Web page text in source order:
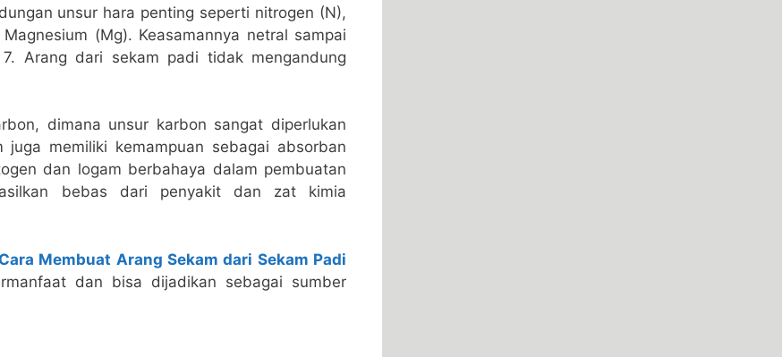
unsur hara penting seperti nitrogen (N),
(Mg). Keasamannya netral sampai
Arang dari sekam padi tidak mengandung
dimana unsur karbon sangat diperlukan
memiliki kemampuan sebagai absorban
dan logam berbahaya dalam pembuatan
bebas dari penyakit dan zat kimia
Cara Membuat Arang Sekam dari Sekam Padi
dan bisa dijadikan sebagai sumber